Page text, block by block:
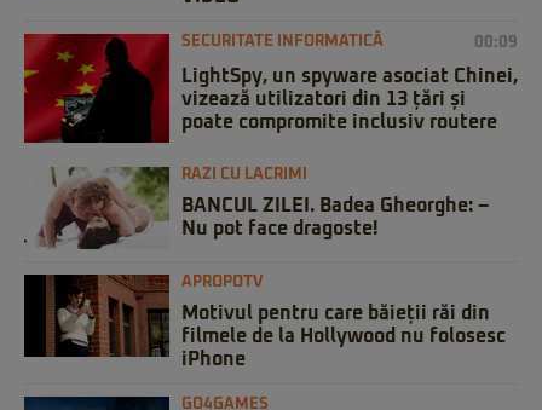
SECURITATE INFORMATICĂ 00:09
LightSpy, un spyware asociat Chinei,
vizează utilizatori din 13 țări și
poate compromite inclusiv routere
RAZI CU LACRIMI
BANCUL ZILEI. Badea Gheorghe: –
Nu pot face dragoste!
APROPOTV
Motivul pentru care băieții răi din
filmele de la Hollywood nu folosesc
iPhone
GO4GAMES